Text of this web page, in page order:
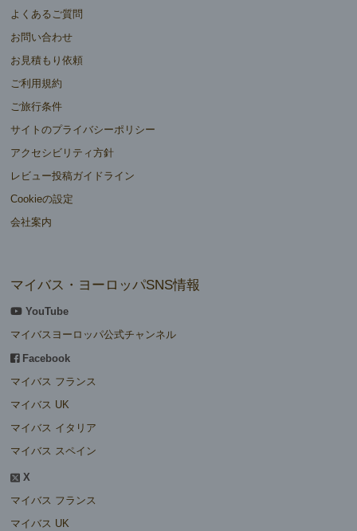
よくあるご質問
お問い合わせ
お見積もり依頼
ご利用規約
ご旅行条件
サイトのプライバシーポリシー
アクセシビリティ方針
レビュー投稿ガイドライン
Cookieの設定
会社案内
マイバス・ヨーロッパSNS情報
YouTube
マイバスヨーロッパ公式チャンネル
Facebook
マイバス フランス
マイバス UK
マイバス イタリア
マイバス スペイン
X
マイバス フランス
マイバス UK